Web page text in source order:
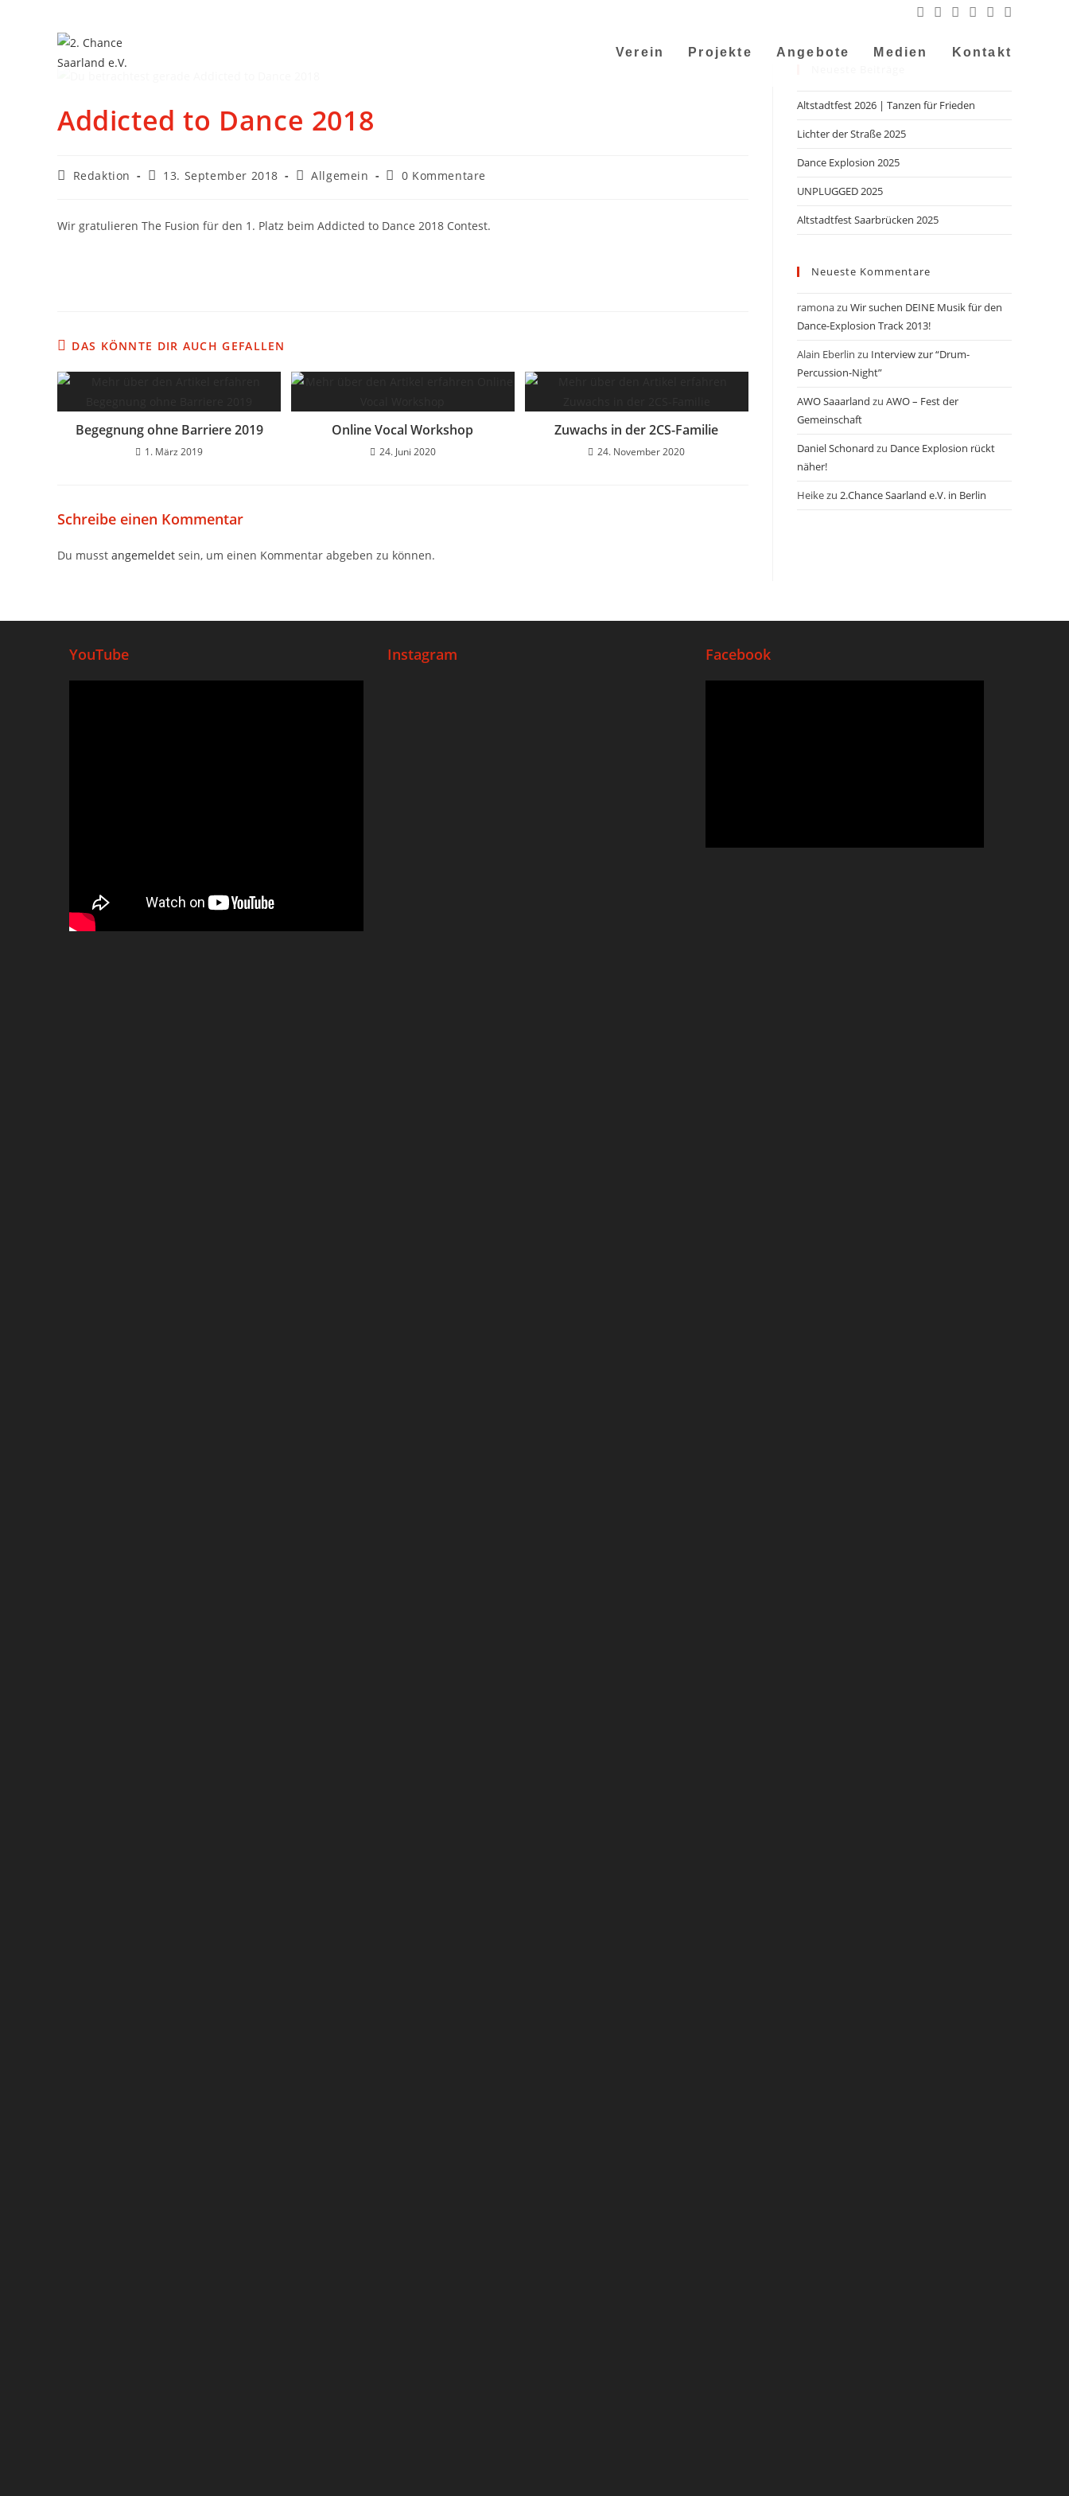
Verein Projekte Angebote Medien Kontakt
Addicted to Dance 2018
Redaktion 13. September 2018 Allgemein 0 Kommentare
Wir gratulieren The Fusion für den 1. Platz beim Addicted to Dance 2018 Contest.
DAS KÖNNTE DIR AUCH GEFALLEN
Begegnung ohne Barriere 2019
1. März 2019
Online Vocal Workshop
24. Juni 2020
Zuwachs in der 2CS-Familie
24. November 2020
Schreibe einen Kommentar
Du musst angemeldet sein, um einen Kommentar abgeben zu können.
Altstadtfest 2026 | Tanzen für Frieden
Lichter der Straße 2025
Dance Explosion 2025
UNPLUGGED 2025
Altstadtfest Saarbrücken 2025
Neueste Kommentare
ramonazu Wir suchen DEINE Musik für den
Dance-Explosion Track 2013!
Alain Eberlin zu Interview zur “Drum-
Percussion-Night”
AWO Saaarland zu AWO – Fest der
Gemeinschaft
Daniel Schonard zu Dance Explosion rückt
näher!
Heikezu 2.Chance Saarland e.V. in Berlin
YouTube Instagram Facebook